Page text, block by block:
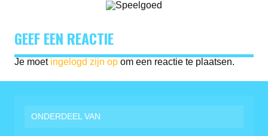
GEEF EEN REACTIE
Je moet ingelogd zijn op om een reactie te plaatsen.
ONDERDEEL VAN